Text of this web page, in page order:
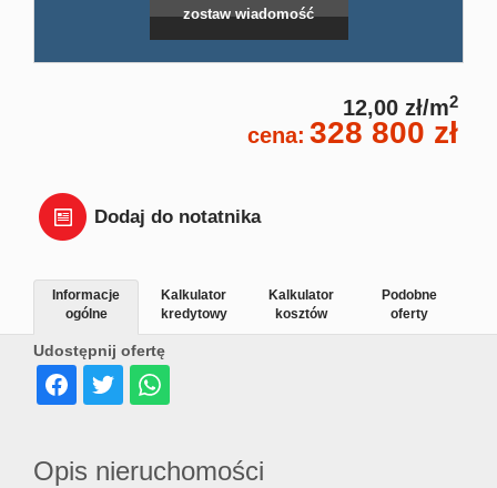
zostaw wiadomość
12,00 zł/m2
cena: 328 800 zł
Dodaj do notatnika
Udostępnij ofertę
Informacje
ogólne
Kalkulator
kredytowy
Kalkulator
kosztów
Podobne
oferty
Opis nieruchomości